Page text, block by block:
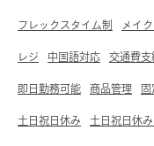
フレックスタイム制 メイ
レジ 中国語対応 交通費支
即日勤務可能 商品管理 固
土日祝日休み 土日祝日休